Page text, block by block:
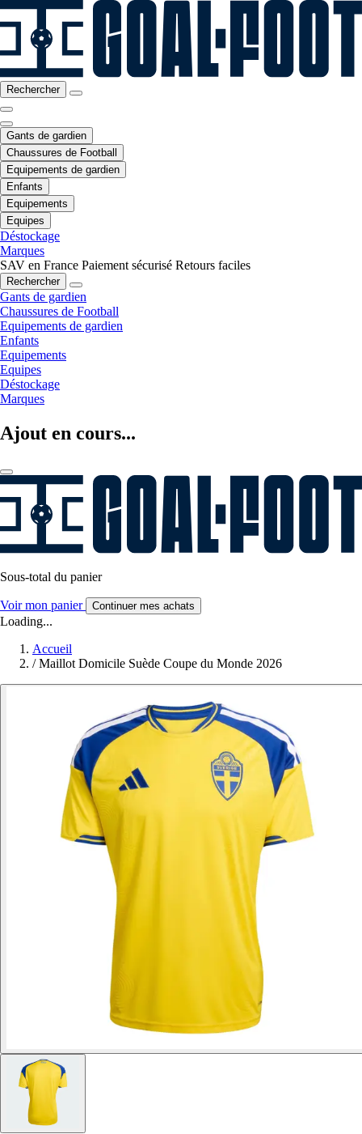
Rechercher
Gants de gardien
Chaussures de Football
Equipements de gardien
Enfants
Equipements
Equipes
Déstockage
Marques
SAV en France Paiement sécurisé Retours faciles
Rechercher
Gants de gardien
Chaussures de Football
Equipements de gardien
Enfants
Equipements
Equipes
Déstockage
Marques
Ajout en cours...
Sous-total du panier
Voir mon panier Continuer mes achats
Loading...
Accueil
/ Maillot Domicile Suède Coupe du Monde 2026